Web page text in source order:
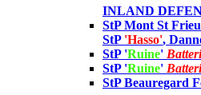
INLAND
StP Mont St
StP 'Hasso',
StP 'Ruine'
StP 'Ruine'
StP Beauregard